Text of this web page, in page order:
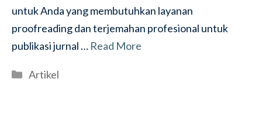
untuk Anda yang membutuhkan layanan
proofreading dan terjemahan profesional untuk
publikasi jurnal … Read More
Categories
Artikel